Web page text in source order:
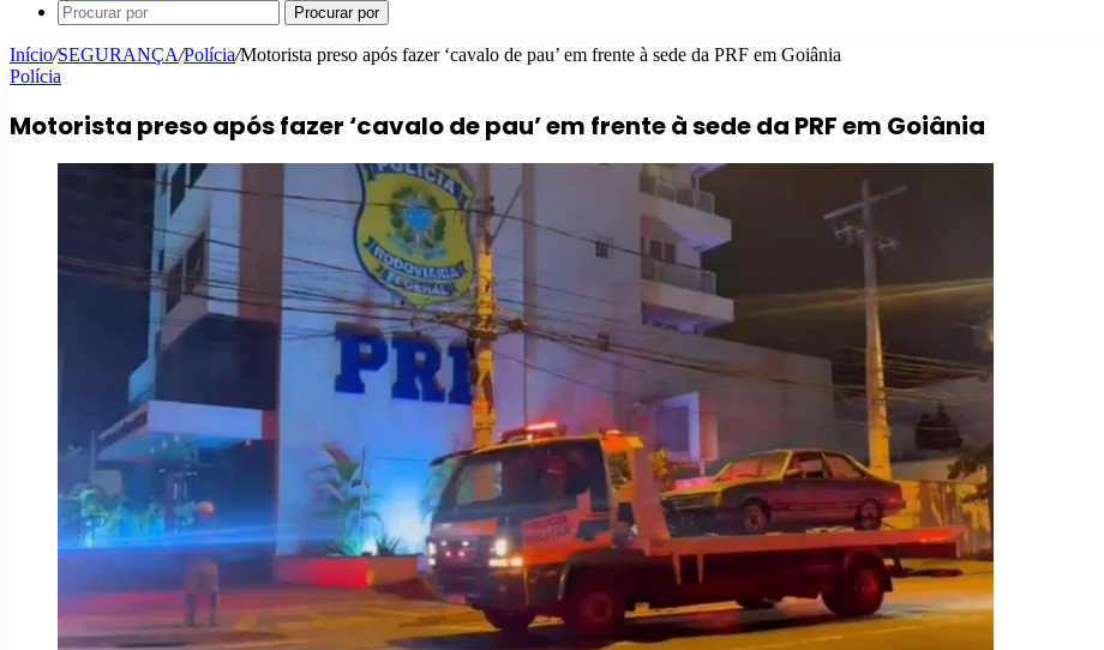
Procurar por
Início/SEGURANÇA/Polícia/Motorista preso após fazer ‘cavalo de pau’ em frente à sede da PRF em Goiânia
Polícia
Motorista preso após fazer ‘cavalo de pau’ em frente à sede da PRF em Goiânia